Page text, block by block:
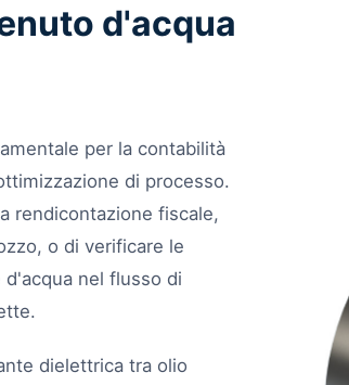
d'acqua
per la contabilità
di processo.
rendicontazione fiscale,
o di verificare le
nel flusso di
dielettrica tra olio